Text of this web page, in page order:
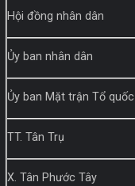
Hội đồng nhân dân
Ủy ban nhân dân
Ủy ban Mặt trận Tổ quốc
TT. Tân Trụ
X. Tân Phước Tây